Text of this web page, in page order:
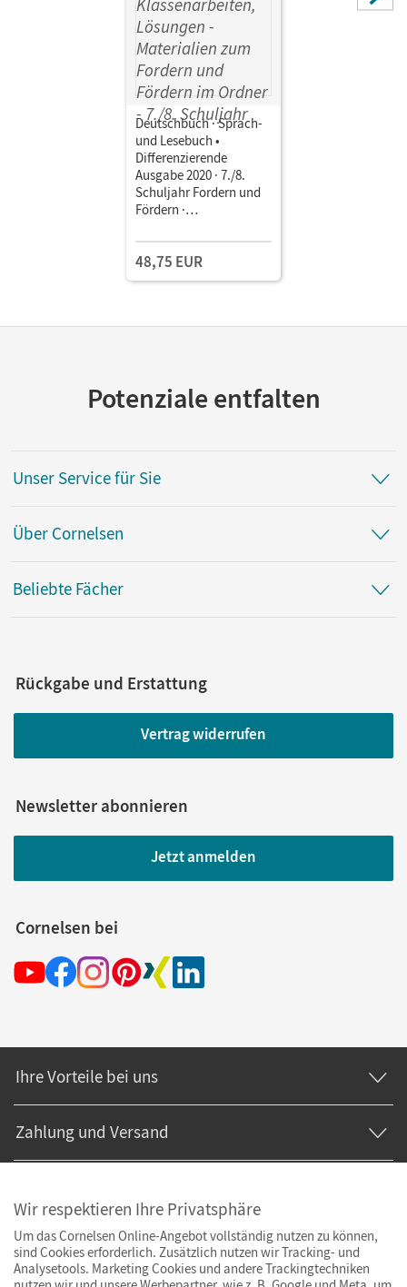
Deutschbuch · Sprach-
und Lesebuch •
Differenzierende
Ausgabe 2020 · 7./8.
Schuljahr Fordern und
Fördern ·
Klassenarbeiten,
Lösungen • Materialien
zum Fordern und
48,75 EUR
Potenziale entfalten
Unser Service für Sie
Über Cornelsen
Beliebte Fächer
Rückgabe und Erstattung
Vertrag widerrufen
Newsletter abonnieren
Jetzt anmelden
Cornelsen bei
Ihre Vorteile bei uns
Zahlung und Versand
Wir respektieren Ihre Privatsphäre
Um das Cornelsen Online-Angebot vollständig nutzen zu können,
sind Cookies erforderlich. Zusätzlich nutzen wir Tracking- und
Analysetools. Marketing Cookies und andere Trackingtechniken